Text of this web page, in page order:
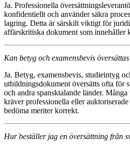
Ja. Professionella
konfidentiellt och använder säkra
lagring. Detta är särskilt viktigt för
affärskritiska dokument som innehåller
Kan betyg och examensbevis
Ja. Betyg, examensbevis, studieintyg
utbildningsdokument översätts ofta för
och andra spansktalande länder.
kräver professionella eller
bedöma meriter korrekt.
Hur beställer jag en översättning från